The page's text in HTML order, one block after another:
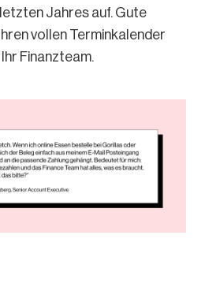
Jahres auf. Gute
vollen Terminkalender
Finanzteam.